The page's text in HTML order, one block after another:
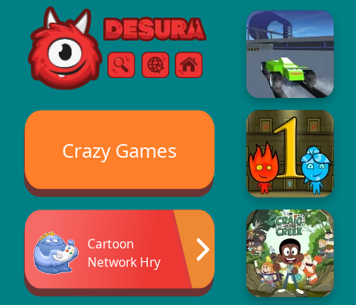
Free Online Games
Vyhľadávanie
Ponuka
Crazy Games
Cartoon
Network Hry